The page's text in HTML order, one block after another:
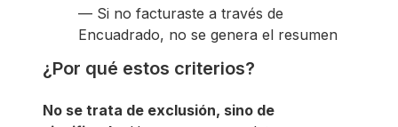
— Si no facturaste a través de
Encuadrado, no se genera el resumen
¿Por qué estos criterios?
No se trata de exclusión, sino de